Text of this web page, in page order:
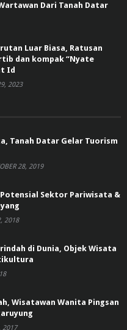
Dari Tanah Datar
Luar Biasa, Ratusan
dan kompak “Nyate
Id
2023
Tanah Datar Gelar Tuorism
28, 2019
Potensial Sektor Pariwisata &
2018
di Dunia, Objek Wisata
Wisatawan Wanita Pingsan
2017